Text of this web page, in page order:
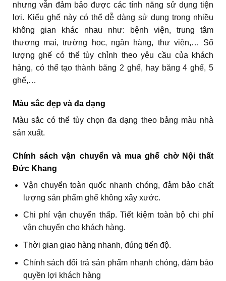
nhưng vẫn đảm bảo được các tính năng sử dụng tiện
lợi. Kiểu ghế này có thể dễ dàng sử dụng trong nhiều
không gian khác nhau như: bệnh viện, trung tâm
thương mại, trường học, ngân hàng, thư viện,… Số
lượng ghế có thể tùy chỉnh theo yêu cầu của khách
hàng, có thể tạo thành băng 2 ghế, hay băng 4 ghế, 5
ghế,…
Màu sắc đẹp và đa dạng
Màu sắc có thể tùy chọn đa dạng theo bảng màu nhà
sản xuất.
Chính sách vận chuyển và mua ghế chờ Nội thất
Đức Khang
Vận chuyển toàn quốc nhanh chóng, đảm bảo chất
lượng sản phẩm ghế không xây xước.
Chi phí vận chuyển thấp. Tiết kiệm toàn bộ chi phí
vận chuyển cho khách hàng.
Thời gian giao hàng nhanh, đúng tiến độ.
Chính sách đổi trả sản phẩm nhanh chóng, đảm bảo
quyền lợi khách hàng